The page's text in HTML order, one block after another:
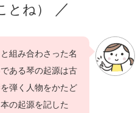
とね）
組み合わさった名
ある琴の起源は古
弾く人物をかたど
の起源を記した